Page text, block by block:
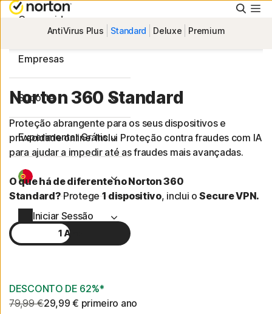
Consumidor
Empresas
Suporte
Experimentar Grátis
Iniciar Sessão
AntiVirus Plus Standard Deluxe Premium
Norton 360 Standard
Proteção abrangente para os seus dispositivos e
privacidade online. Inclui Proteção contra fraudes com IA
para ajudar a impedir até as fraudes mais avançadas.
O que há de diferente no Norton 360
Standard?Protege1 dispositivo, inclui oSecure VPN.
1 Ano
DESCONTO DE 62%*
79,99 €29,99 € primeiro ano